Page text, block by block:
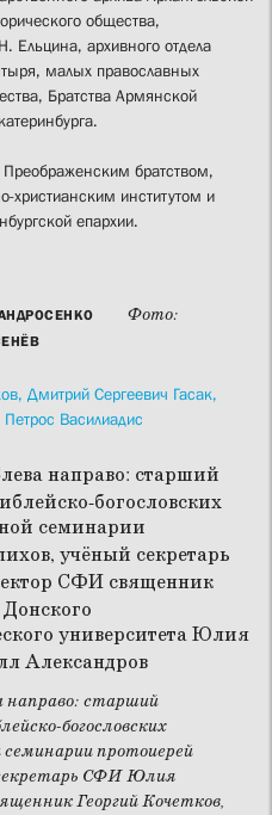
общества,
Ельцина, архивного отдела
малых православных
Братства Армянской
братством,
христианским институтом и
епархии.
Фото:
Дмитрий Сергеевич Гасак,
Петрос Василиадис
направо: старший
богословских
протоиерей
СФИ Юлия
Георгий Кочетков,